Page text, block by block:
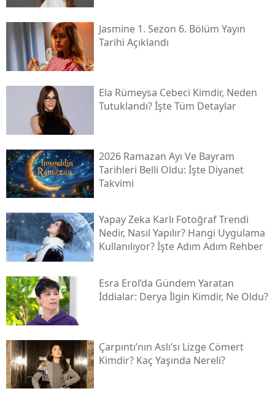
Jasmine 1. Sezon 6. Bölüm Yayın
Tarihi Açıklandı
Ela Rümeysa Cebeci Kimdir, Neden
Tutuklandı? İşte Tüm Detaylar
2026 Ramazan Ayı Ve Bayram
Tarihleri Belli Oldu: İşte Diyanet
Takvimi
Yapay Zeka Karlı Fotoğraf Trendi
Nedir, Nasıl Yapılır? Hangi Uygulama
Kullanılıyor? İşte Adım Adım Rehber
Esra Erol’da Gündem Yaratan
İddialar: Derya İlgin Kimdir, Ne Oldu?
Çarpıntı’nın Aslı’sı Lizge Cömert
Kimdir? Kaç Yaşında Nereli?